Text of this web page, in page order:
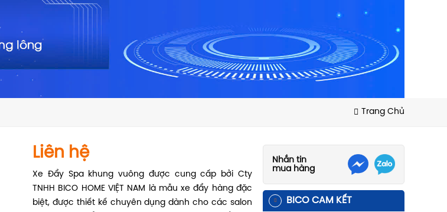
Trang Chủ
Liên hệ
Xe Đẩy Spa khung vuông được cung cấp bởi Cty
TNHH BICO HOME VIỆT NAM là mẫu xe đẩy hàng đặc
biệt, được thiết kế chuyên dụng dành cho các salon
Nhắn tin
mua hàng
BICO CAM KẾT